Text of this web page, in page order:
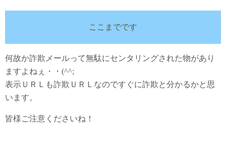
ここまでです
何故か詐欺メールって無駄にセンタリングされた物があり
ますよねぇ・・(^^;
表示ＵＲＬも詐欺ＵＲＬなのですぐに詐欺と分かるかと思
います。
皆様ご注意くださいね！